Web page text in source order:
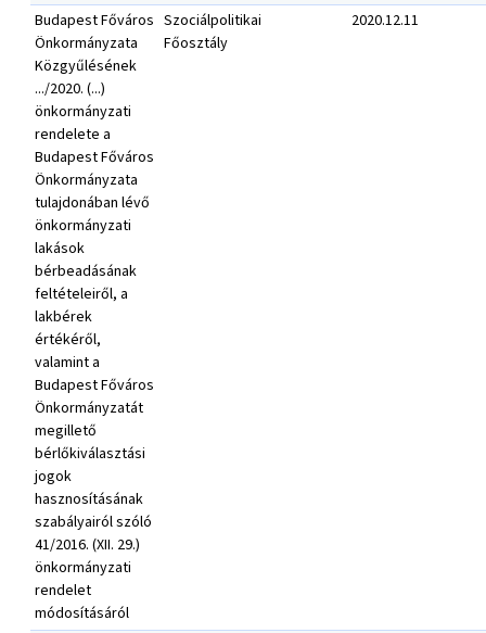
Budapest Főváros
Önkormányzata
Közgyűlésének
.../2020. (...)
önkormányzati
rendelete a
Budapest Főváros
Önkormányzata
tulajdonában lévő
önkormányzati
lakások
bérbeadásának
feltételeiről, a
lakbérek
értékéről,
valamint a
Budapest Főváros
Önkormányzatát
megillető
bérlőkiválasztási
jogok
hasznosításának
szabályairól szóló
41/2016. (XII. 29.)
önkormányzati
rendelet
módosításáról
Szociálpolitikai
Főosztály
2020.12.11